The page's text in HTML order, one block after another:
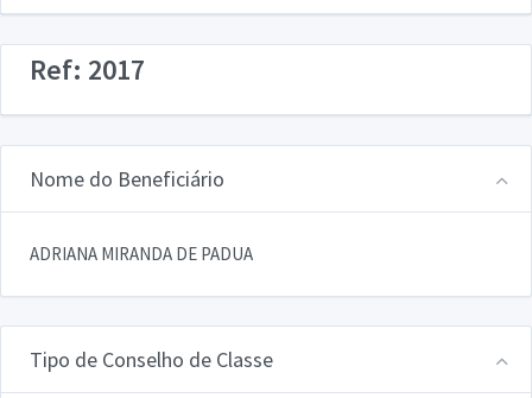
Ref: 2017
Nome do Beneficiário
ADRIANA MIRANDA DE PADUA
Tipo de Conselho de Classe